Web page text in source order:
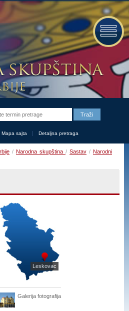
Mapa sajta Detaljna pretraga
/ Narodna skupština / Sastav / Narodni
Leskovac
Galerija fotografija